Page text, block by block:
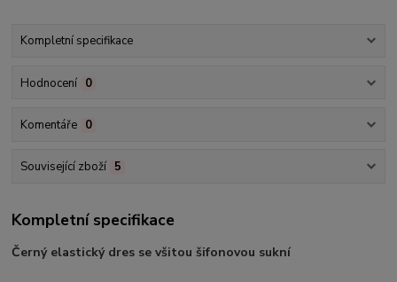
Kompletní specifikace
Hodnocení 0
Komentáře 0
Související zboží 5
Kompletní specifikace
Černý elastický dres se všitou šifonovou sukní